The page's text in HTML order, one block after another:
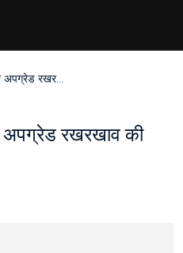
QR Ph भुगतान प्रणाली अपग्रेड रखरखाव की सूचना
अपग्रेड रखरखाव की